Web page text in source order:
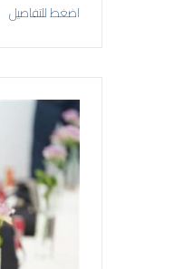
اضغط للتفاصيل